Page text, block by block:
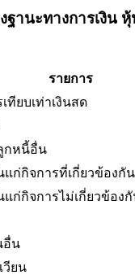
ฐานะทางการเงิน
รายการ
ทียบเท่าเงินสด
กหนี้อื่น
แก่กิจการที่เกี่ยวข้องกัน
แก่กิจการไม่เกี่ยวข้อง
อื่น
วียน